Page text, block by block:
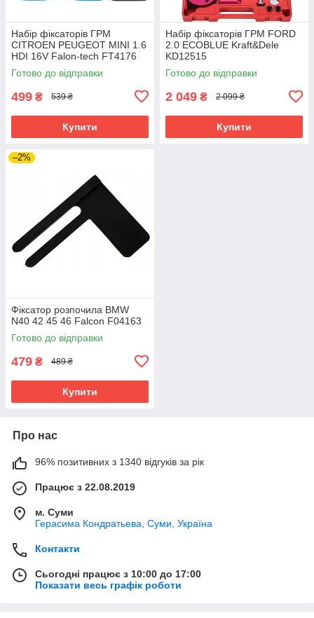
Набір фіксаторів ГРМ
CITROEN PEUGEOT MINI 1.6
HDI 16V Falon-tech FT4176
Готово до відправки
499 ₴ 539 ₴
Купити
Набір фіксаторів ГРМ FORD
2.0 ECOBLUE Kraft&Dele
KD12515
Готово до відправки
2 049 ₴ 2 099 ₴
Купити
–2%
Фіксатор розпочила BMW
N40 42 45 46 Falcon F04163
Готово до відправки
479 ₴ 489 ₴
Купити
Про нас
96% позитивних з 1340 відгуків за рік
Працює з 22.08.2019
м. Суми
Герасима Кондратьева, Суми, Україна
Контакти
Сьогодні працює з 10:00 до 17:00
Показати весь графік роботи